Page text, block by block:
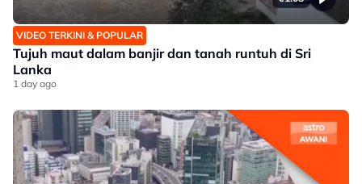
VIDEO TERKINI & POPULAR
Tujuh maut dalam banjir dan tanah runtuh di Sri
Lanka
1 day ago